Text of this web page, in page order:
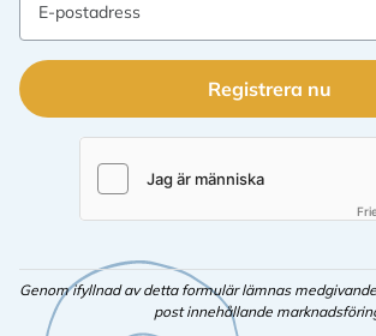
E-postadress
Registrera nu
Genom ifyllnad av detta formulär lämnas
post innehållande